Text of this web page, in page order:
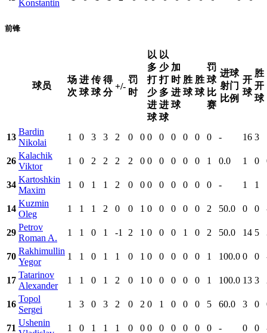
Konstantin
前锋
球员
场
次
进
球
传
球
得
分
+/-
罚
时
以
多
打
少
进
球
以
少
打
多
进
球
加
时
进
球
胜
球
胜
球
罚
球
比
赛
进球
射门
比例
开
球
胜
开
球
13
Bardin
Nikolai
1 0 3 3 2 0 0 0 0 0 0 0 0 - 16 3
26
Kalachik
Viktor
1 0 2 2 2 2 0 0 0 0 0 0 1 0.0 1 0
34
Kartoshkin
Maxim
1 0 1 1 2 0 0 0 0 0 0 0 0 - 1 1
14
Kuzmin
Oleg
1 1 1 2 0 0 1 0 0 0 0 0 2 50.0 0 0
29
Petrov
Roman A.
1 1 0 1 -1 2 1 0 0 0 1 0 2 50.0 14 5
70
Rakhimullin
Yegor
1 1 0 1 1 0 1 0 0 0 0 0 1 100.0 0 0
17
Tatarinov
Alexander
1 1 0 1 2 0 1 0 0 0 0 0 1 100.0 13 3
16
Topol
Sergei
1 3 0 3 2 0 2 0 1 0 0 0 5 60.0 3 0
71
Ushenin
1 0 1 1 1 0 0 0 0 0 0 0 0 - 0 0